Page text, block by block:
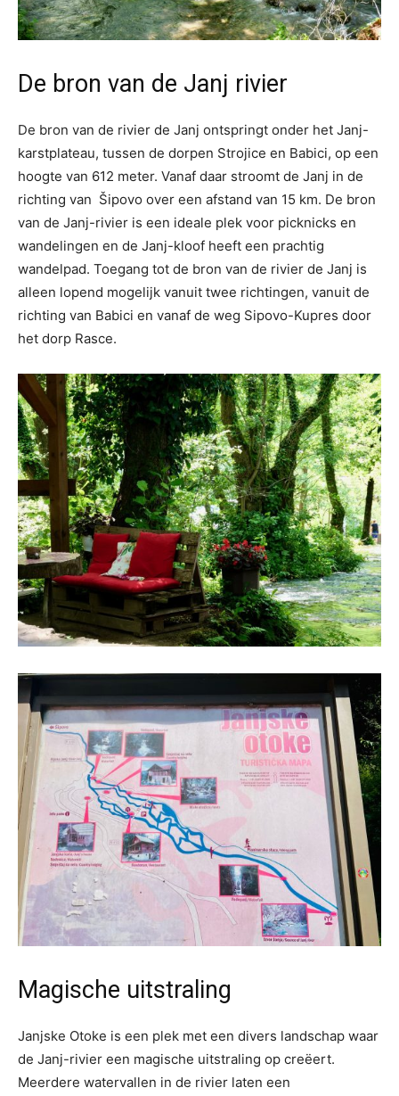
De bron van de Janj rivier
De bron van de rivier de Janj ontspringt onder het Janj-
karstplateau, tussen de dorpen Strojice en Babici, op een
hoogte van 612 meter. Vanaf daar stroomt de Janj in de
richting van Šipovo over een afstand van 15 km. De bron
van de Janj-rivier is een ideale plek voor picknicks en
wandelingen en de Janj-kloof heeft een prachtig
wandelpad. Toegang tot de bron van de rivier de Janj is
alleen lopend mogelijk vanuit twee richtingen, vanuit de
richting van Babici en vanaf de weg Sipovo-Kupres door
het dorp Rasce.
Magische uitstraling
Janjske Otoke is een plek met een divers landschap waar
de Janj-rivier een magische uitstraling op creëert.
Meerdere watervallen in de rivier laten een